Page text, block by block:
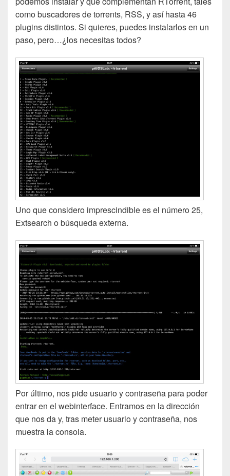
como buscadores de torrents, RSS, y así hasta 46
plugins distintos. Si quieres, puedes instalarlos en un
paso, pero…¿los necesitas todos?
Uno que considero imprescindible es el número 25,
Extsearch o búsqueda externa.
Por último, nos pide usuario y contraseña para poder
entrar en el webinterface. Entramos en la dirección
que nos da y, tras meter usuario y contraseña, nos
muestra la consola.